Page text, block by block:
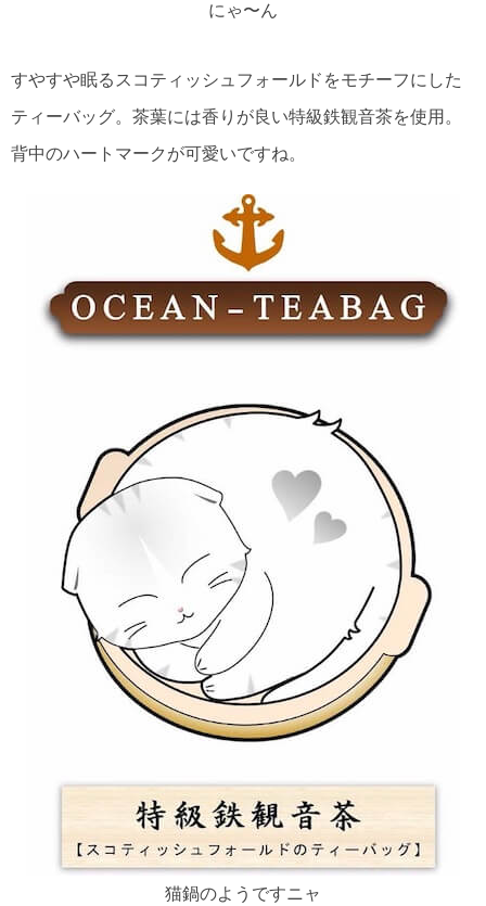
にゃ〜ん
すやすや眠るスコティッシュフォールドをモチーフにした
ティーバッグ。茶葉には香りが良い特級鉄観音茶を使用。
背中のハートマークが可愛いですね。
猫鍋のようですニャ